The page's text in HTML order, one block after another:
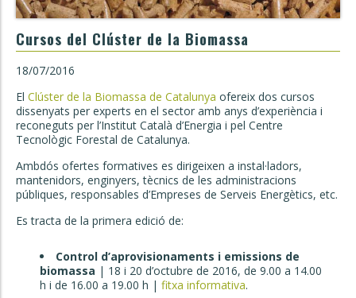
Cursos del Clúster de la Biomassa
18/07/2016
El Clúster de la Biomassa de Catalunya ofereix dos cursos
dissenyats per experts en el sector amb anys d’experiència i
reconeguts per l’Institut Català d’Energia i pel Centre
Tecnològic Forestal de Catalunya.
Ambdós ofertes formatives es dirigeixen a instal·ladors,
mantenidors, enginyers, tècnics de les administracions
públiques, responsables d’Empreses de Serveis Energètics, etc.
Es tracta de la primera edició de:
Control d’aprovisionaments i emissions de
biomassa | 18 i 20 d’octubre de 2016, de 9.00 a 14.00
h i de 16.00 a 19.00 h | fitxa informativa.